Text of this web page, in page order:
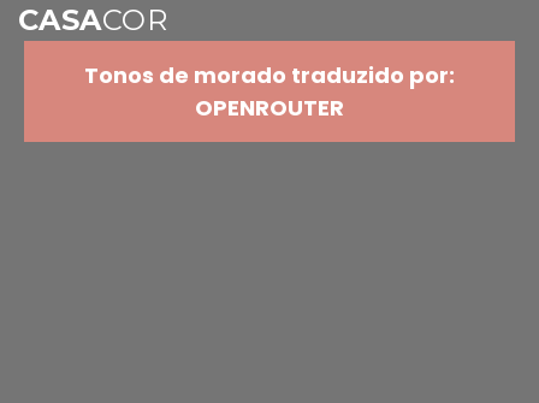
Tonos de morado traduzido por:
OPENROUTER
CASACOR